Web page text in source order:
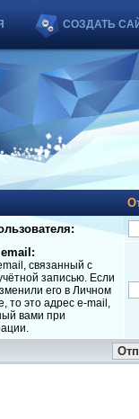
СОЗДАТЬ
связанный с
записью. Если
его в Личном
то это адрес e-mail,
вами при